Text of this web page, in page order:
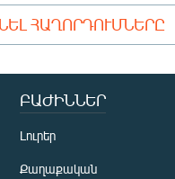
ՀԱՂՈՐԴՈՒՄՆԵՐԸ
ԲԱԺԻՆՆԵՐ
Լուրեր
Քաղաքական